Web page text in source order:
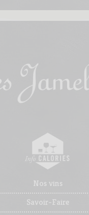
Nos vins
Savoir-Faire